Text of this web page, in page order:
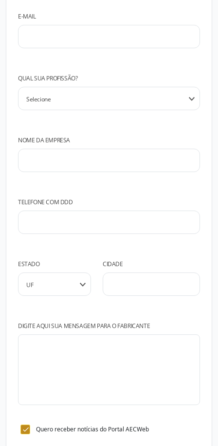
E-MAIL
QUAL SUA PROFISSÃO?
NOME DA EMPRESA
TELEFONE COM DDD
ESTADO CIDADE
DIGITE AQUI SUA MENSAGEM PARA O FABRICANTE
Quero receber notícias do Portal AECWeb